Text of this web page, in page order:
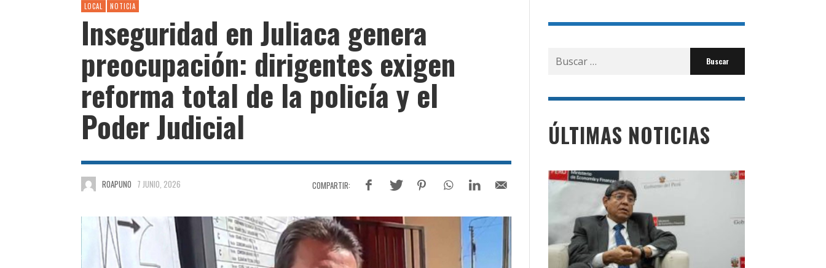
LOCAL NOTICIA
Inseguridad en Juliaca genera
preocupación: dirigentes exigen
reforma total de la policía y el
Poder Judicial
ROAPUNO 7 JUNIO, 2026
Buscar
por:
ÚLTIMAS NOTICIAS